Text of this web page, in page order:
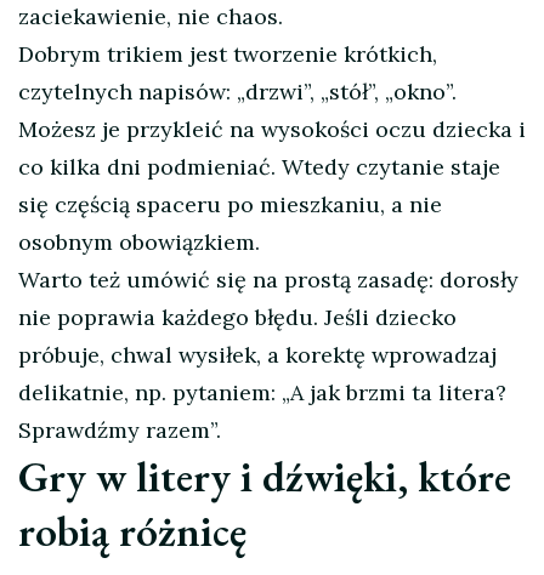
zaciekawienie, nie chaos.
Dobrym trikiem jest tworzenie krótkich,
czytelnych napisów: „drzwi”, „stół”, „okno”.
Możesz je przykleić na wysokości oczu dziecka i
co kilka dni podmieniać. Wtedy czytanie staje
się częścią spaceru po mieszkaniu, a nie
osobnym obowiązkiem.
Warto też umówić się na prostą zasadę: dorosły
nie poprawia każdego błędu. Jeśli dziecko
próbuje, chwal wysiłek, a korektę wprowadzaj
delikatnie, np. pytaniem: „A jak brzmi ta litera?
Sprawdźmy razem”.
Gry w litery i dźwięki, które
robią różnicę